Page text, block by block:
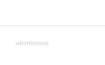
advertisement